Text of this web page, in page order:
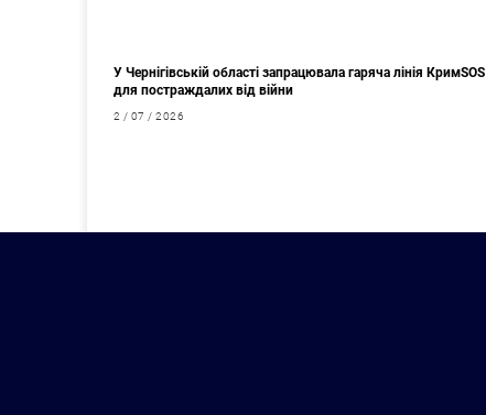
У Чернігівській області запрацювала гаряча лінія КримSOS
для постраждалих від війни
2 / 07 / 2026